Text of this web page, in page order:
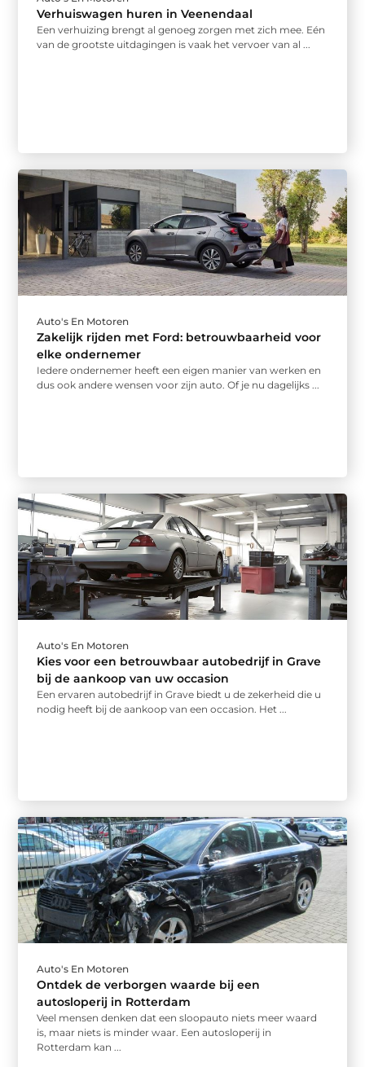
Verhuiswagen huren in Veenendaal
Een verhuizing brengt al genoeg zorgen met zich mee. Eén
van de grootste uitdagingen is vaak het vervoer van al ...
Auto's En Motoren
Zakelijk rijden met Ford: betrouwbaarheid voor
elke ondernemer
Iedere ondernemer heeft een eigen manier van werken en
dus ook andere wensen voor zijn auto. Of je nu dagelijks ...
Auto's En Motoren
Kies voor een betrouwbaar autobedrijf in Grave
bij de aankoop van uw occasion
Een ervaren autobedrijf in Grave biedt u de zekerheid die u
nodig heeft bij de aankoop van een occasion. Het ...
Auto's En Motoren
Ontdek de verborgen waarde bij een
autosloperij in Rotterdam
Veel mensen denken dat een sloopauto niets meer waard
is, maar niets is minder waar. Een autosloperij in
Rotterdam kan ...